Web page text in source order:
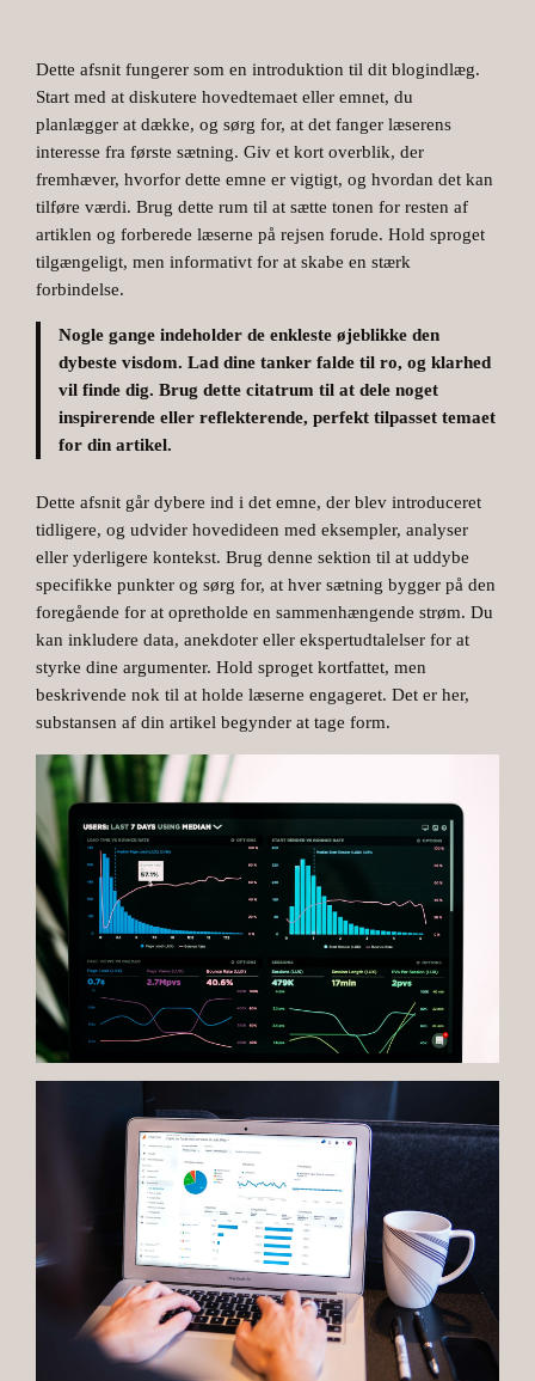
Dette afsnit fungerer som en introduktion til dit blogindlæg.
Start med at diskutere hovedtemaet eller emnet, du
planlægger at dække, og sørg for, at det fanger læserens
interesse fra første sætning. Giv et kort overblik, der
fremhæver, hvorfor dette emne er vigtigt, og hvordan det kan
tilføre værdi. Brug dette rum til at sætte tonen for resten af
artiklen og forberede læserne på rejsen forude. Hold sproget
tilgængeligt, men informativt for at skabe en stærk
forbindelse.
Nogle gange indeholder de enkleste øjeblikke den
dybeste visdom. Lad dine tanker falde til ro, og klarhed
vil finde dig. Brug dette citatrum til at dele noget
inspirerende eller reflekterende, perfekt tilpasset temaet
for din artikel.
Dette afsnit går dybere ind i det emne, der blev introduceret
tidligere, og udvider hovedideen med eksempler, analyser
eller yderligere kontekst. Brug denne sektion til at uddybe
specifikke punkter og sørg for, at hver sætning bygger på den
foregående for at opretholde en sammenhængende strøm. Du
kan inkludere data, anekdoter eller ekspertudtalelser for at
styrke dine argumenter. Hold sproget kortfattet, men
beskrivende nok til at holde læserne engageret. Det er her,
substansen af din artikel begynder at tage form.